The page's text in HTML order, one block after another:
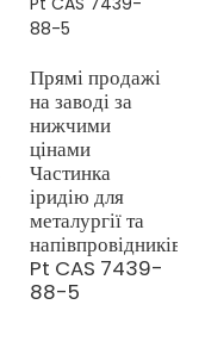
Прямі продажі
на заводі за
нижчими
цінами
Частинка
іридію для
металургії та
напівпровідників
Pt CAS 7439-
88-5